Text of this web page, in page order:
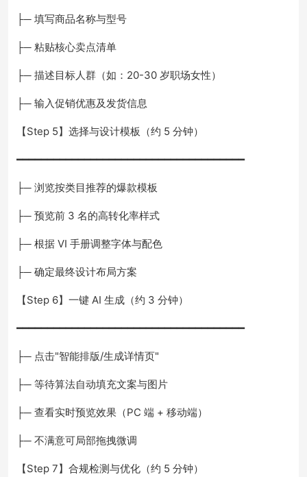
├─ 填写商品名称与型号
├─ 粘贴核心卖点清单
├─ 描述目标人群（如：20-30 岁职场女性）
├─ 输入促销优惠及发货信息
【Step 5】选择与设计模板（约 5 分钟）
━━━━━━━━━━━━━━━━━━━━━━━━━━━━━━━━━━━━━
├─ 浏览按类目推荐的爆款模板
├─ 预览前 3 名的高转化率样式
├─ 根据 VI 手册调整字体与配色
├─ 确定最终设计布局方案
【Step 6】一键 AI 生成（约 3 分钟）
━━━━━━━━━━━━━━━━━━━━━━━━━━━━━━━━━━━━━
├─ 点击"智能排版/生成详情页"
├─ 等待算法自动填充文案与图片
├─ 查看实时预览效果（PC 端 + 移动端）
├─ 不满意可局部拖拽微调
【Step 7】合规检测与优化（约 5 分钟）